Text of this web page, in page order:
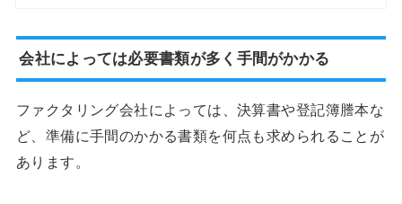
会社によっては必要書類が多く手間がかかる
ファクタリング会社によっては、決算書や登記簿謄本な
ど、準備に手間のかかる書類を何点も求められることが
あります。